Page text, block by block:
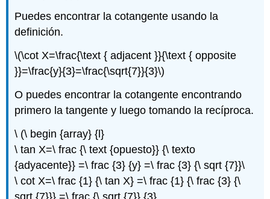
Puedes encontrar la cotangente usando la
definición.
\(\cot X=\frac{\text { adjacent }}{\text { opposite
}}=\frac{y}{3}=\frac{\sqrt{7}}{3}\)
O puedes encontrar la cotangente encontrando
primero la tangente y luego tomando la recíproca.
\ (\ begin {array} {l}
\ tan X=\ frac {\ text {opuesto}} {\ texto
{adyacente}} =\ frac {3} {y} =\ frac {3} {\ sqrt {7}}\
\ cot X=\ frac {1} {\ tan X} =\ frac {1} {\ frac {3} {\
sqrt {7}}} =\ frac {\ sqrt {7}} {3}